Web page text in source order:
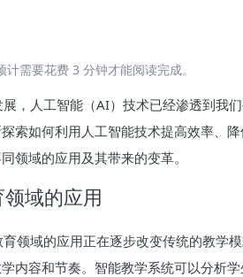
需要花费 3 分钟才能阅读完成。
，人工智能（AI）技术已经渗透到我
索如何利用人工智能技术提高效率、
领域的应用及其带来的变革。
域的应用
育领域的应用正在逐步改变传统的教学
内容和节奏。智能教学系统可以分析